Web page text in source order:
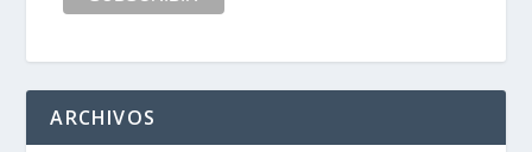
ARCHIVOS